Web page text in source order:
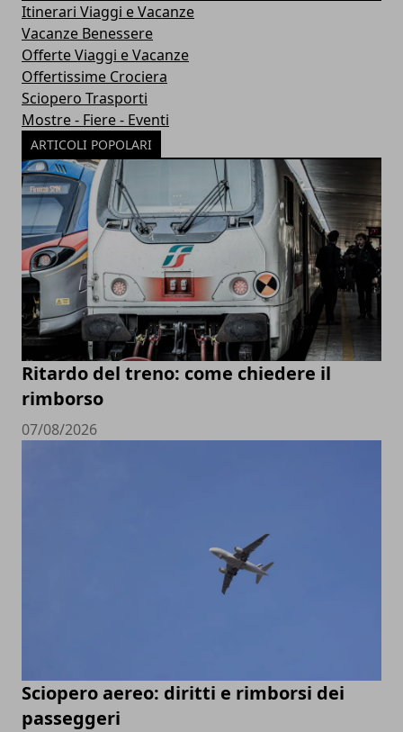
Itinerari Viaggi e Vacanze
Vacanze Benessere
Offerte Viaggi e Vacanze
Offertissime Crociera
Sciopero Trasporti
Mostre - Fiere - Eventi
ARTICOLI POPOLARI
Ritardo del treno: come chiedere il
rimborso
07/08/2026
Sciopero aereo: diritti e rimborsi dei
passeggeri